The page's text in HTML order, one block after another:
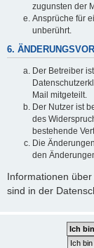
zugunsten der
Ansprüche für
unberührt.
6.
Der Betreiber
Mail mitgeteilt.
Der Nutzer ist
des
bestehende
Die
den
Informationen
sind in der